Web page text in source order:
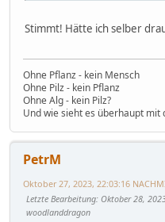
Stimmt! Hätte ich selber
Ohne Pflanz - kein Mensch
Ohne Pilz - kein Pflanz
Ohne Alg - kein Pilz?
Und wie sieht es überhaupt
PetrM
Oktober 27, 2023, 22:03:16
Letzte Bearbeitung: Oktober 28,
woodlanddragon